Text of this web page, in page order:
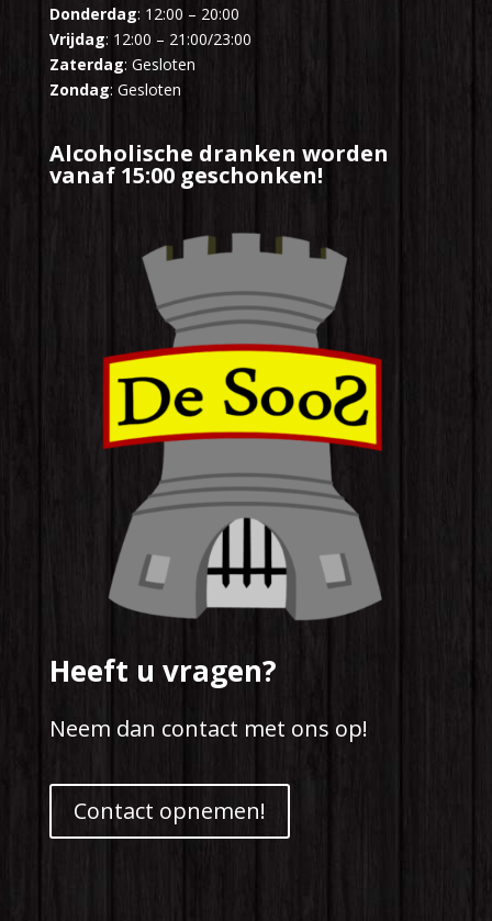
Donderdag: 12:00 – 20:00
Vrijdag: 12:00 – 21:00/23:00
Zaterdag: Gesloten
Zondag: Gesloten
Alcoholische dranken worden
vanaf 15:00 geschonken!
Heeft u vragen?
Neem dan contact met ons op!
Contact opnemen!